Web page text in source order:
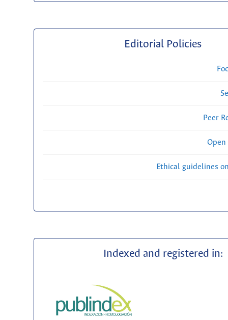
Editorial Policies
Peer
Open
Ethical guidelines
Indexed and registered in: